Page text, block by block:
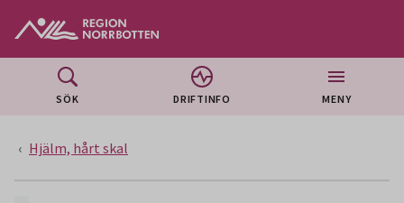
SÖK DRIFTINFO MENY
Hjälm, hårt skal